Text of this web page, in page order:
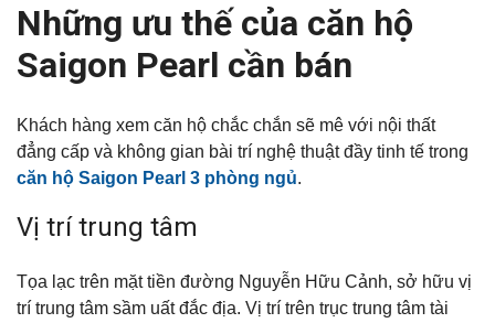
Những ưu thế của căn hộ
Saigon Pearl cần bán
Khách hàng xem căn hộ chắc chắn sẽ mê với nội thất
đẳng cấp và không gian bài trí nghệ thuật đầy tinh tế trong
căn hộ Saigon Pearl 3 phòng ngủ.
Vị trí trung tâm
Tọa lạc trên mặt tiền đường Nguyễn Hữu Cảnh, sở hữu vị
trí trung tâm sầm uất đắc địa. Vị trí trên trục trung tâm tài